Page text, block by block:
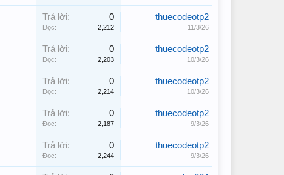
Trả lời: 0
Đọc: 2,212
thuecodeotp2
11/3/26
Trả lời: 0
Đọc: 2,203
thuecodeotp2
10/3/26
Trả lời: 0
Đọc: 2,214
thuecodeotp2
10/3/26
Trả lời: 0
Đọc: 2,187
thuecodeotp2
9/3/26
Trả lời: 0
Đọc: 2,244
thuecodeotp2
9/3/26